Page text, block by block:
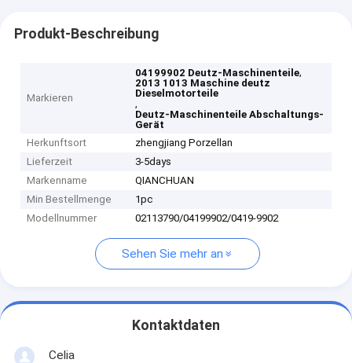
Produkt-Beschreibung
Markieren
04199902 Deutz-Maschinenteile,
2013 1013 Maschine deutz
Dieselmotorteile
,
Deutz-Maschinenteile Abschaltungs-
Gerät
Herkunftsort
zhengjiang Porzellan
Lieferzeit
3-5days
Markenname
QIANCHUAN
Min Bestellmenge
1pc
Modellnummer
02113790/04199902/0419-9902
Sehen Sie mehr an
Kontaktdaten
Celia